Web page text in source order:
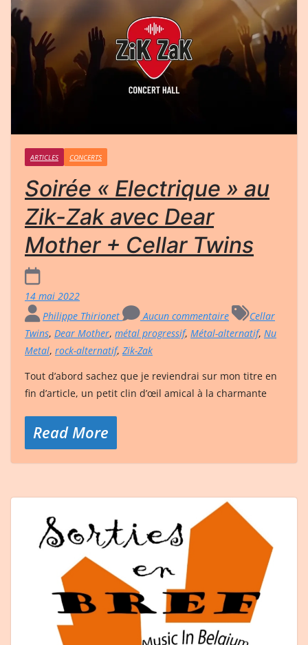
ARTICLES CONCERTS
Soirée « Electrique » au
Zik-Zak avec Dear
Mother + Cellar Twins
14 mai 2022
Philippe Thirionet
Aucun commentaire
Cellar
Twins, Dear Mother, métal progressif, Métal-alternatif, Nu
Metal, rock-alternatif, Zik-Zak
Tout d’abord sachez que je reviendrai sur mon titre en
fin d’article, un petit clin d’œil amical à la charmante
Read More